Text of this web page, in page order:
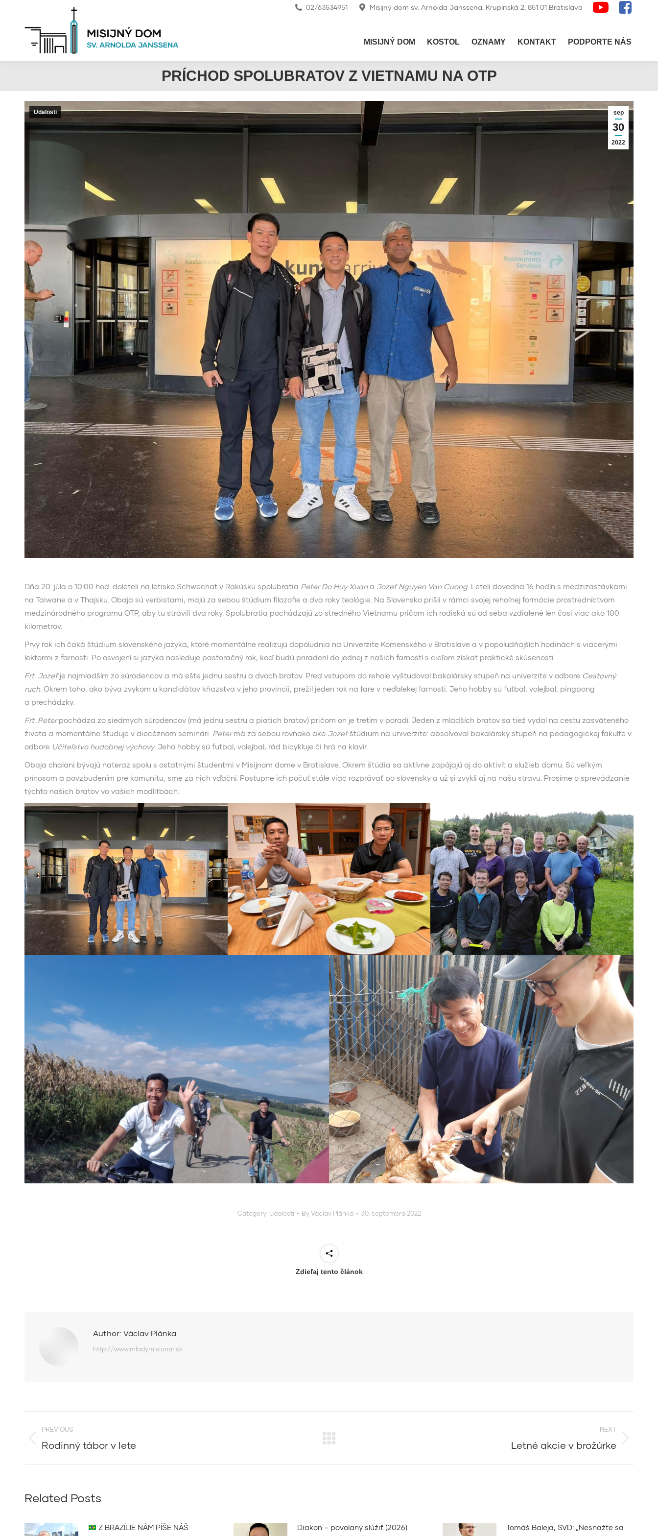
02/63534951 Misijný dom sv. Arnolda Janssena, Krupinská 2, 851 01 Bratislava
MISIJNÝ DOM KOSTOL OZNAMY KONTAKT PODPORTE NÁS
PRÍCHOD SPOLUBRATOV Z VIETNAMU NA OTP
sep
30
2022
Udalosti
Dňa 20. júla o 10:00 hod. doleteli na letisko Schwechat v Rakúsku spolubratia Peter Do Huy Xuana Jozef Nguyen Van Cuong . Leteli dovedna 16 hodín s medzizastávkami
na Taiwane a v Thajsku. Obaja sú verbistami, majú za sebou štúdium filozofie a dva roky teológie. Na Slovensko prišli v rámci svojej rehoľnej formácie prostredníctvom
medzinárodného programu OTP, aby tu strávili dva roky. Spolubratia pochádzajú zo stredného Vietnamu pričom ich rodiská sú od seba vzdialené len čosi viac ako 100
kilometrov.
Prvý rok ich čaká štúdium slovenského jazyka, ktoré momentálne realizujú dopoludnia na Univerzite Komenského v Bratislave a v popoludňajších hodinách s viacerými
lektormi z farnosti. Po osvojení si jazyka nasleduje pastoračný rok, keď budú priradení do jednej z našich farností s cieľom získať praktické skúsenosti.
Frt. Jozefje najmladším zo súrodencov a má ešte jednu sestru a dvoch bratov. Pred vstupom do rehole vyštudoval bakalársky stupeň na univerzite v odbore Cestovný
ruch. Okrem toho, ako býva zvykom u kandidátov kňazstva v jeho provincii, prežil jeden rok na fare v neďalekej farnosti. Jeho hobby sú futbal, volejbal, pingpong
a prechádzky.
Frt. Peterpochádza zo siedmych súrodencov (má jednu sestru a piatich bratov) pričom on je tretím v poradí. Jeden z mladších bratov sa tiež vydal na cestu zasväteného
života a momentálne študuje v diecéznom seminári. Petermá za sebou rovnako ako Jozefštúdium na univerzite: absolvoval bakalársky stupeň na pedagogickej fakulte v
odbore Učiteľstvo hudobnej výchovy. Jeho hobby sú futbal, volejbal, rád bicykluje či hrá na klavír.
Obaja chalani bývajú nateraz spolu s ostatnými študentmi v Misijnom dome v Bratislave. Okrem štúdia sa aktívne zapájajú aj do aktivít a služieb domu. Sú veľkým
prínosom a povzbudením pre komunitu, sme za nich vďační. Postupne ich počuť stále viac rozprávať po slovensky a už si zvykli aj na našu stravu. Prosíme o sprevádzanie
týchto našich bratov vo vašich modlitbách.
Category: Udalosti ByVáclav Plánka 30. septembra 2022
Zdieľaj tento článok
Author: Václav Plánka
http://www.mladymisionar.sk
Post
navigation
PREVIOUS
Previous
Rodinný tábor v lete
NEXT
Letné akcie v brožúrke
Related Posts
Z BRAZÍLIE NÁM PÍŠE NÁŠ Diakon – povolaný slúžiť (2026) Tomáš Baleja, SVD: „Nesnažte sa